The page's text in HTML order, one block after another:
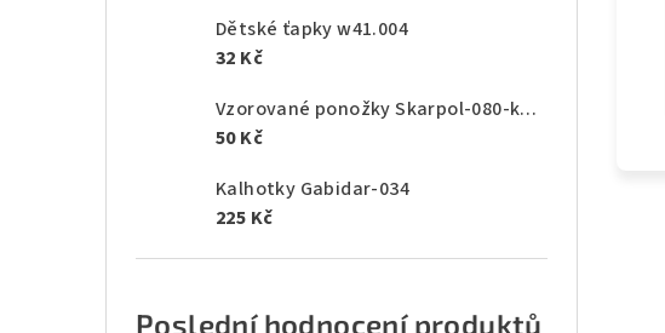
Dětské ťapky w41.004
32 Kč
Vzorované ponožky Skarpol-080-kaktus
50 Kč
Kalhotky Gabidar-034
225 Kč
Poslední hodnocení produktů